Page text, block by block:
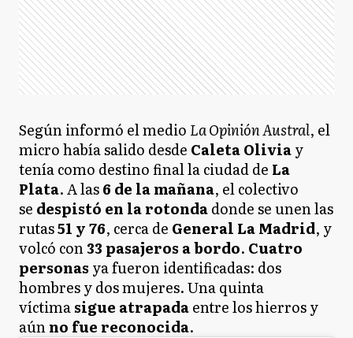
Según informó el medio La Opinión Austral, el
micro había salido desde Caleta Oliviay
tenía como destino final la ciudad de La
Plata. A las6 de la mañana, el colectivo
se despistó en la rotondadonde se unen las
rutas51 y 76, cerca de General La Madrid, y
volcó con33 pasajeros a bordo. Cuatro
personasya fueron identificadas: dos
hombres y dos mujeres. Una quinta
víctimasigue atrapadaentre los hierros y
aúnno fue reconocida.